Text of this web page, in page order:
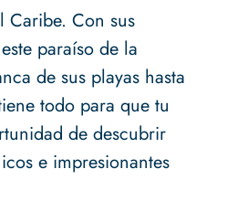
Caribe. Con sus
paraíso de la
de sus playas hasta
todo para que tu
de descubrir
e impresionantes